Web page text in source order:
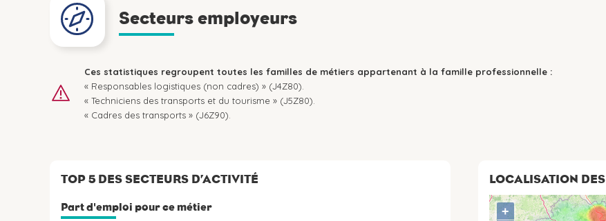
Secteurs employeurs
Ces statistiques regroupent toutes les familles de métiers appartenant à la famille professionnelle :
« Responsables logistiques (non cadres) » (J4Z80).
« Techniciens des transports et du tourisme » (J5Z80).
« Cadres des transports » (J6Z90).
TOP 5 DES SECTEURS D’ACTIVITÉ
Part d'emploi pour ce métier
LOCALISATION DES
+